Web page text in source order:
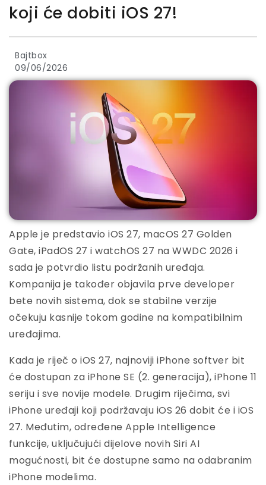
koji će dobiti iOS 27!
Bajtbox
09/06/2026
Apple je predstavio iOS 27, macOS 27 Golden
Gate, iPadOS 27 i watchOS 27 na WWDC 2026 i
sada je potvrdio listu podržanih uređaja.
Kompanija je također objavila prve developer
bete novih sistema, dok se stabilne verzije
očekuju kasnije tokom godine na kompatibilnim
uređajima.
Kada je riječ o iOS 27, najnoviji iPhone softver bit
će dostupan za iPhone SE (2. generacija), iPhone 11
seriju i sve novije modele. Drugim riječima, svi
iPhone uređaji koji podržavaju iOS 26 dobit će i iOS
27. Međutim, određene Apple Intelligence
funkcije, uključujući dijelove novih Siri AI
mogućnosti, bit će dostupne samo na odabranim
iPhone modelima.